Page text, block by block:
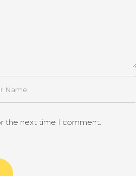
the next time I comment.